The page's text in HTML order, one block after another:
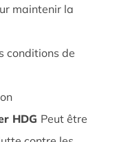
maintenir la
conditions de
HDG Peut être